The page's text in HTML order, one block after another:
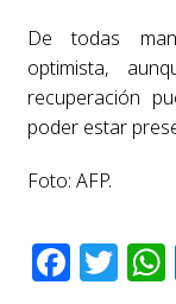
De todas
optimista,
recuperación
poder estar
Foto: AFP.